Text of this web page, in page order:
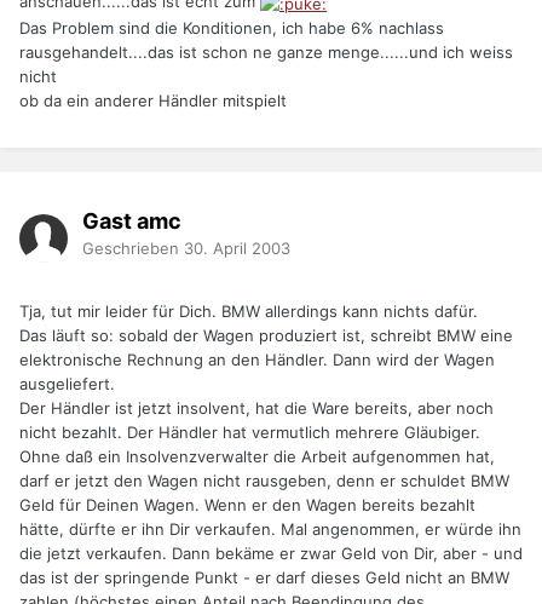
Das Problem sind die Konditionen, ich habe 6% nachlass
rausgehandelt....das ist schon ne ganze menge......und ich weiss
nicht
ob da ein anderer Händler mitspielt
Gast amc
Geschrieben 30. April 2003
Tja, tut mir leider für Dich. BMW allerdings kann nichts dafür.
Das läuft so: sobald der Wagen produziert ist, schreibt BMW eine
elektronische Rechnung an den Händler. Dann wird der Wagen
ausgeliefert.
Der Händler ist jetzt insolvent, hat die Ware bereits, aber noch
nicht bezahlt. Der Händler hat vermutlich mehrere Gläubiger.
Ohne daß ein Insolvenzverwalter die Arbeit aufgenommen hat,
darf er jetzt den Wagen nicht rausgeben, denn er schuldet BMW
Geld für Deinen Wagen. Wenn er den Wagen bereits bezahlt
hätte, dürfte er ihn Dir verkaufen. Mal angenommen, er würde ihn
die jetzt verkaufen. Dann bekäme er zwar Geld von Dir, aber - und
das ist der springende Punkt - er darf dieses Geld nicht an BMW